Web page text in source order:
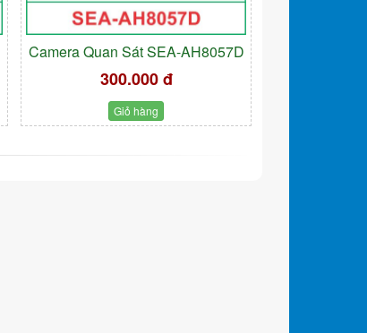
Camera Quan Sát SEA-AH8057D
300.000 đ
Giỏ hàng